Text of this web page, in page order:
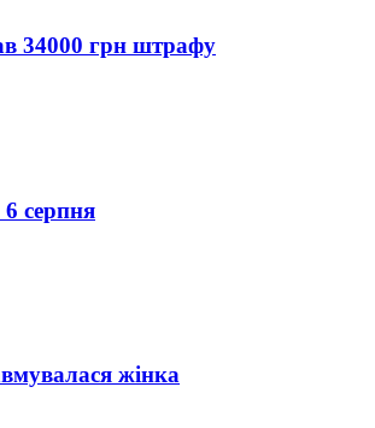
34000 грн штрафу
серпня
жінка